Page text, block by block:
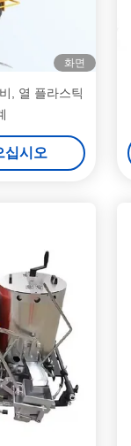
화면
, 열 플라스틱
십시오